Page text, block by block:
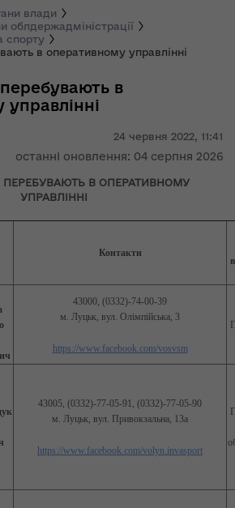
влади
облдержадміністрації
спорту
в оперативному управлінні
24 червня 2022, 11:41
останні оновлення: 04 серпня 2026
в
ПЕРЕБУВАЮТЬ В ОПЕРАТИВНОМУ
УПРАВЛІННІ
Контакти
43000, (0332)-74-00-39
м. Луцьк, вул. Олімпійська, 3
https://www.facebook.com/vosvsm
43005, (0332)-77-05-91, (0332)-77-05-90
м. Луцьк, вул. Привокзальна, 13а
https://www.facebook.com/volyn.invasport